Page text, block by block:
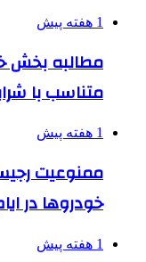
1 هفته پیش
مطالبه بخش
متناسب با
1 هفته پیش
ممنوعیت
خودروها در
1 هفته پیش